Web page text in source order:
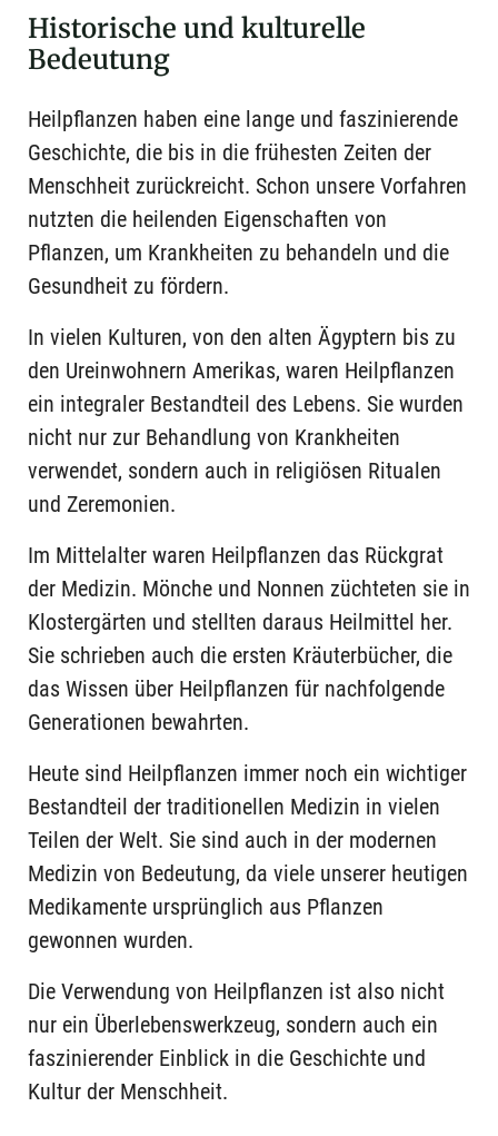
Historische und kulturelle
Bedeutung
Heilpflanzen haben eine lange und faszinierende
Geschichte, die bis in die frühesten Zeiten der
Menschheit zurückreicht. Schon unsere Vorfahren
nutzten die heilenden Eigenschaften von
Pflanzen, um Krankheiten zu behandeln und die
Gesundheit zu fördern.
In vielen Kulturen, von den alten Ägyptern bis zu
den Ureinwohnern Amerikas, waren Heilpflanzen
ein integraler Bestandteil des Lebens. Sie wurden
nicht nur zur Behandlung von Krankheiten
verwendet, sondern auch in religiösen Ritualen
und Zeremonien.
Im Mittelalter waren Heilpflanzen das Rückgrat
der Medizin. Mönche und Nonnen züchteten sie in
Klostergärten und stellten daraus Heilmittel her.
Sie schrieben auch die ersten Kräuterbücher, die
das Wissen über Heilpflanzen für nachfolgende
Generationen bewahrten.
Heute sind Heilpflanzen immer noch ein wichtiger
Bestandteil der traditionellen Medizin in vielen
Teilen der Welt. Sie sind auch in der modernen
Medizin von Bedeutung, da viele unserer heutigen
Medikamente ursprünglich aus Pflanzen
gewonnen wurden.
Die Verwendung von Heilpflanzen ist also nicht
nur ein Überlebenswerkzeug, sondern auch ein
faszinierender Einblick in die Geschichte und
Kultur der Menschheit.